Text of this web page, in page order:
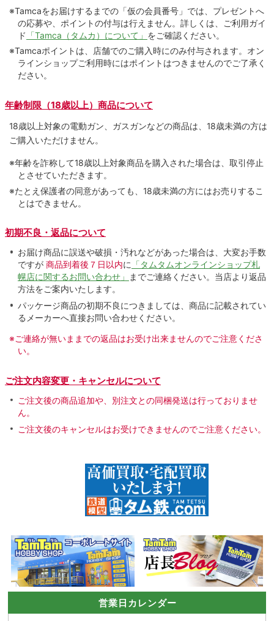
※Tamcaをお届けするまでの「仮の会員番号」では、プレゼントへ
の応募や、ポイントの付与は⾏えません。詳しくは、ご利⽤ガイ
ド 「Tamca（タムカ）について」 をご確認ください。
※Tamcaポイントは、店舗でのご購⼊時にのみ付与されます。オン
ラインショップご利用時にはポイントはつきませんのでご了承く
ださい。
年齢制限（18歳以上）商品について
18歳以上対象の電動ガン、ガスガンなどの商品は、18歳未満の方は
ご購入いただけません。
※年齢を詐称して18歳以上対象商品を購入された場合は、取引停止
とさせていただきます。
※たとえ保護者の同意があっても、18歳未満の方にはお売りするこ
とはできません。
初期不良・返品について
お届け商品に誤送や破損・汚れなどがあった場合は、大変お手数
ですが 商品到着後７日以内に 「タムタムオンラインショップ札
幌店に関するお問い合わせ」
までご連絡ください。当店より返品
方法をご案内いたします。
パッケージ商品の初期不良につきましては、商品に記載されてい
るメーカーへ直接お問い合わせください。
※ご連絡が無いままでの返品はお受け出来ませんのでご注意くださ
い。
ご注文内容変更・キャンセルについて
ご注文後の商品追加や、別注文との同梱発送は行っておりませ
ん。
ご注文後のキャンセルはお受けできませんのでご注意ください。
営業日カレンダー